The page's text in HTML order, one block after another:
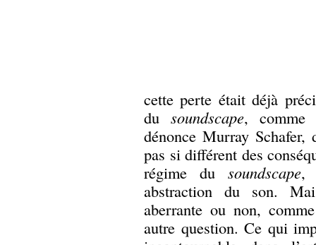
cette perte était déjà
du soundscape, comme
dénonce Murray Schafer,
pas si différent des
régime du soundscape,
abstraction du son.
aberrante ou non,
autre question. Ce qui